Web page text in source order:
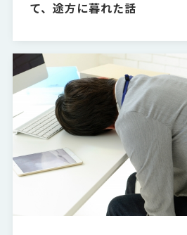
て、途方に暮れた話